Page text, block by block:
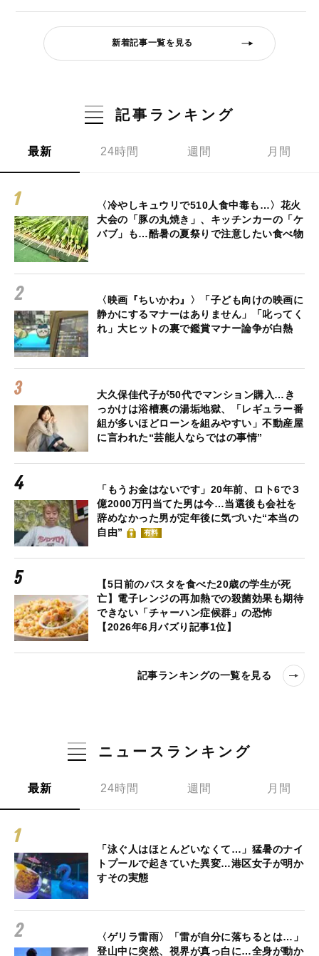
新着記事一覧を見る
記事ランキング
最新 24時間 週間 月間
〈冷やしキュウリで510人食中毒も…〉花火
大会の「豚の丸焼き」、キッチンカーの「ケ
バブ」も…酷暑の夏祭りで注意したい食べ物
〈映画『ちいかわ』〉「子ども向けの映画に
静かにするマナーはありません」「叱ってく
れ」大ヒットの裏で鑑賞マナー論争が白熱
大久保佳代子が50代でマンション購入…き
っかけは浴槽裏の湯垢地獄、「レギュラー番
組が多いほどローンを組みやすい」不動産屋
に言われた“芸能人ならではの事情”
「もうお金はないです」20年前、ロト6で３
億2000万円当てた男は今…当選後も会社を
辞めなかった男が定年後に気づいた“本当の
自由”
有料
【5日前のパスタを食べた20歳の学生が死
亡】電子レンジの再加熱での殺菌効果も期待
できない「チャーハン症候群」の恐怖
【2026年6月バズり記事1位】
記事ランキングの一覧を見る
ニュースランキング
最新 24時間 週間 月間
「泳ぐ人はほとんどいなくて…」猛暑のナイ
トプールで起きていた異変…港区女子が明か
すその実態
〈ゲリラ雷雨〉「雷が自分に落ちるとは…」
登山中に突然、視界が真っ白に…全身が動か